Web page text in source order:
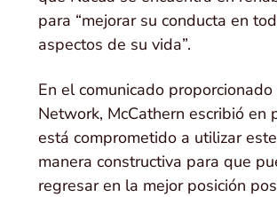
para “mejorar su conducta en
aspectos de su vida”.
En el comunicado proporcionado
Network, McCathern escribió en
está comprometido a utilizar
manera constructiva para que
regresar en la mejor posición